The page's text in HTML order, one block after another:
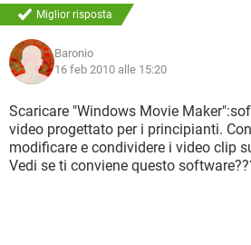
Miglior risposta
Baronio
16 feb 2010 alle 15:20
Scaricare "Windows Movie
video progettato per i principianti.
modificare e condividere i video clip
Vedi se ti conviene questo